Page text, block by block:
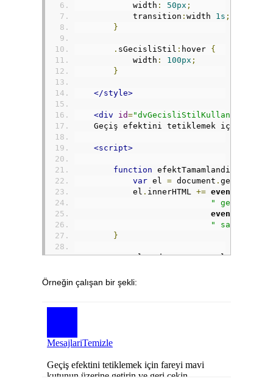
            width
: 50px ;
            transition
: width 1s ;
}
. sGecisliStil : hover {
            width
: 100px ;
}
</style>
<div id="dvGecisliStilKullananDiv"
Geçiş efektini tetiklemek için
<script>
function efektTamamlandi
var el = document .
el . innerHTML += event
" geçiş
event
" saniyede
}
var el = document.getElementById
        el
.addEventListener
Örneğin çalışan bir şekli: